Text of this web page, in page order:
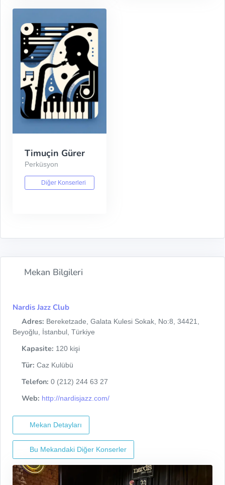
Timuçin Gürer
Perküsyon
Diğer Konserleri
Mekan Bilgileri
Nardis Jazz Club
Adres: Bereketzade, Galata Kulesi Sokak, No:8, 34421,
Beyoğlu, İstanbul, Türkiye
Kapasite: 120 kişi
Tür: Caz Kulübü
Telefon: 0 (212) 244 63 27
Web: http://nardisjazz.com/
Mekan Detayları
Bu Mekandaki Diğer Konserler